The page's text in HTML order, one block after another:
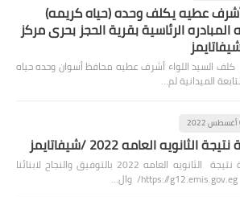
أشرف عطيه يكلف وحده (حياه كريمه)
المبادره الرئاسية بقرية الحجز بحرى مركز
السيد اللواء أشرف عطيه محافظ أسوان وحده حياه
الميدانية لم…
الثانويه العامه 2022 /شيفاتايمز
ل معرفة نتيجة الثانويه العامه 2022 بالتوفيق والنجاح لابنائنا